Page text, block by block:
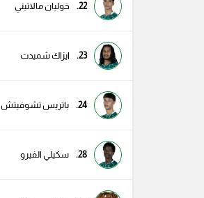
22. خوليان مالاتيني
23. ايزاك شميدت
24. باتريس تشوفيتش
28. سكيلي الفيرو